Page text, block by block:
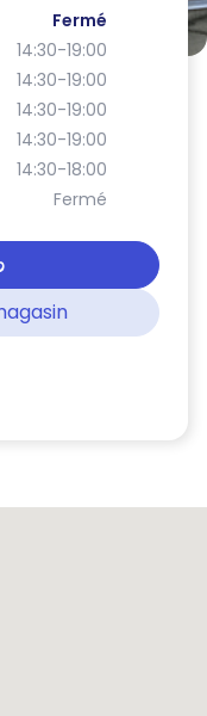
Fermé
14:30-19:00
14:30-19:00
14:30-19:00
14:30-19:00
14:30-18:00
Fermé